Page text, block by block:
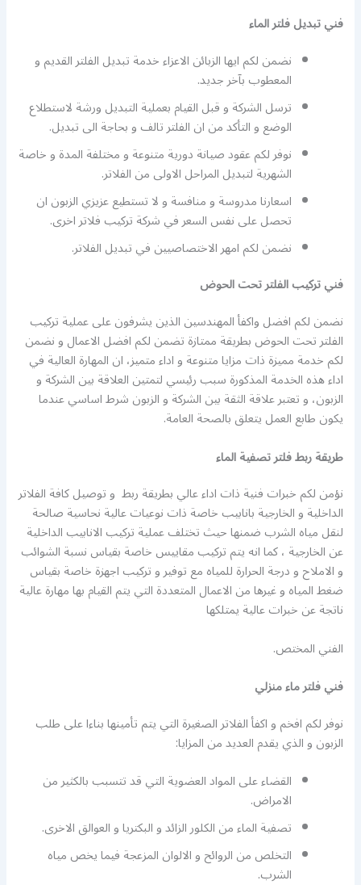
فني تبديل فلتر الماء
نضمن لكم ايها الزبائن الاعزاء خدمة تبديل الفلتر القديم و
المعطوب بآخر جديد.
ترسل الشركة و قبل القيام بعملية التبديل ورشة لاستطلاع
الوضع و التأكد من ان الفلتر تالف و بحاجة الى تبديل.
نوفر لكم عقود صيانة دورية متنوعة و مختلفة المدة و خاصة
الشهرية لتبديل المراحل الاولى من الفلاتر.
اسعارنا مدروسة و منافسة و لا تستطيع عزيزي الزبون ان
تحصل على نفس السعر في شركة تركيب فلاتر اخرى.
نضمن لكم امهر الاختصاصيين في تبديل الفلاتر.
فني تركيب الفلتر تحت الحوض
نضمن لكم افضل واكفأ المهندسين الذين يشرفون على عملية تركيب
الفلتر تحت الحوض بطريقة ممتازة تضمن لكم افضل الاعمال و نضمن
لكم خدمة مميزة ذات مزايا متنوعة و اداء متميز، ان المهارة العالية في
اداء هذه الخدمة المذكورة سبب رئيسي لتمتين العلاقة بين الشركة و
الزبون، و تعتبر علاقة الثقة بين الشركة و الزبون شرط اساسي عندما
يكون طابع العمل يتعلق بالصحة العامة.
طريقة ربط فلتر تصفية الماء
نؤمن لكم خبرات فنية ذات اداء عالي بطريقة ربط و توصيل كافة الفلاتر
الداخلية و الخارجية بانابيب خاصة ذات نوعيات عالية نحاسية صالحة
لنقل مياه الشرب ضمنها حيث تختلف عملية تركيب الانابيب الداخلية
عن الخارجية ، كما انه يتم تركيب مقاييس خاصة بقياس نسبة الشوائب
و الاملاح و درجة الحرارة للمياه مع توفير و تركيب اجهزة خاصة بقياس
ضغط المياه و غيرها من الاعمال المتعددة التي يتم القيام بها مهارة عالية
ناتجة عن خبرات عالية يمتلكها
الفني المختص.
فني فلتر ماء منزلي
نوفر لكم افخم و اكفأ الفلاتر الصغيرة التي يتم تأمينها بناءا على طلب
الزبون و الذي يقدم العديد من المزايا:
القضاء على المواد العضوية التي قد تتسبب بالكثير من
الامراض.
تصفية الماء من الكلور الزائد و البكتريا و العوالق الاخرى.
التخلص من الروائح و الالوان المزعجة فيما يخص مياه
الشرب.